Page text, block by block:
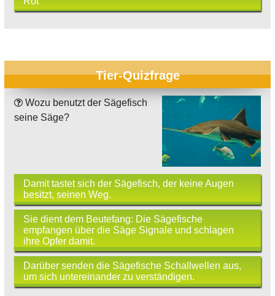
Tier-Quizfrage
Wozu benutzt der Sägefisch
seine Säge?
Damit tastet sich der Sägefisch, der keine Augen
besitzt, seinen Weg.
Sie dient dem Beutefang: Die Sägefische
empfangen über die Säge Signale und schlagen
ihre Opfer damit.
Darüber senden die Sägefische Schallwellen aus,
um sich untereinander zu verständigen.